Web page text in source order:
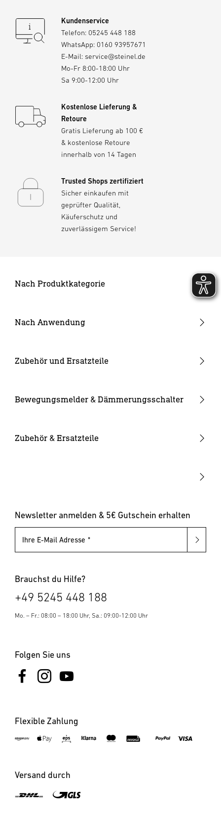
Kundenservice
Telefon: 05245 448 188
WhatsApp: 0160 93957671
E-Mail: service@steinel.de
Mo-Fr 8:00-18:00 Uhr
Sa 9:00-12:00 Uhr
Kostenlose Lieferung &
Retoure
Gratis Lieferung ab 100 €
& kostenlose Retoure
innerhalb von 14 Tagen
Trusted Shops zertifiziert
Sicher einkaufen mit
geprüfter Qualität,
Käuferschutz und
zuverlässigem Service!
Nach Produktkategorie
24V Garten-Lichtsystem
Strahler und Spots
Kameraleuchten
Solarleuchten
Pollerleuchten
Nach Anwendung
Hauseingang
Zubehör und Ersatzteile
Ersatzgläser
Leuchtmittel
Bewegungsmelder & Dämmerungsschalter
Bewegungsmelder innen
Zubehör & Ersatzteile
Newsletter anmelden & 5€ Gutschein erhalten
Ihre E-Mail Adresse
Brauchst du Hilfe?
+49 5245 448 188
Mo. – Fr.: 08:00 – 18:00 Uhr, Sa.: 09:00-12:00 Uhr
Folgen Sie uns
Flexible Zahlung
Versand durch